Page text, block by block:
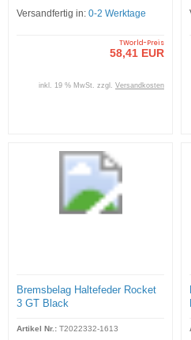
Versandfertig in: 0-2 Werktage
TWorld-Preis
58,41 EUR
inkl. 19 % MwSt. zzgl. Versandkosten
Bremsbelag Haltefeder Rocket
3 GT Black
Artikel Nr.: T2022332-1613